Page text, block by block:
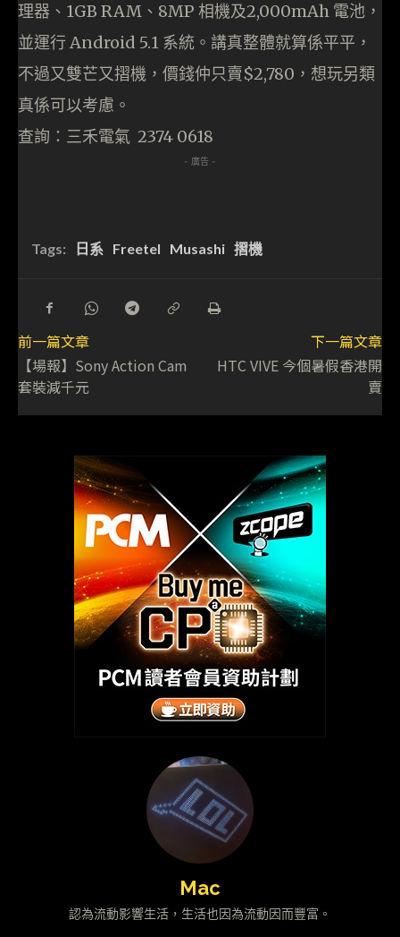
理器、1GB RAM、8MP 相機及2,000mAh 電池，
並運行 Android 5.1 系統。講真整體就算係平平，
不過又雙芒又摺機，價錢仲只賣$2,780，想玩另類
真係可以考慮。
查詢：三禾電氣 2374 0618
- 廣告 -
Tags: 日系 Freetel Musashi 摺機
前一篇文章
【場報】Sony Action Cam
套裝減千元
下一篇文章
HTC VIVE 今個暑假香港開
賣
Mac
認為流動影響生活，生活也因為流動因而豐富。